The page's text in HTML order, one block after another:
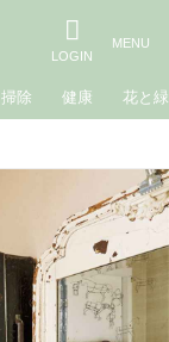
掃除 健康 花と緑